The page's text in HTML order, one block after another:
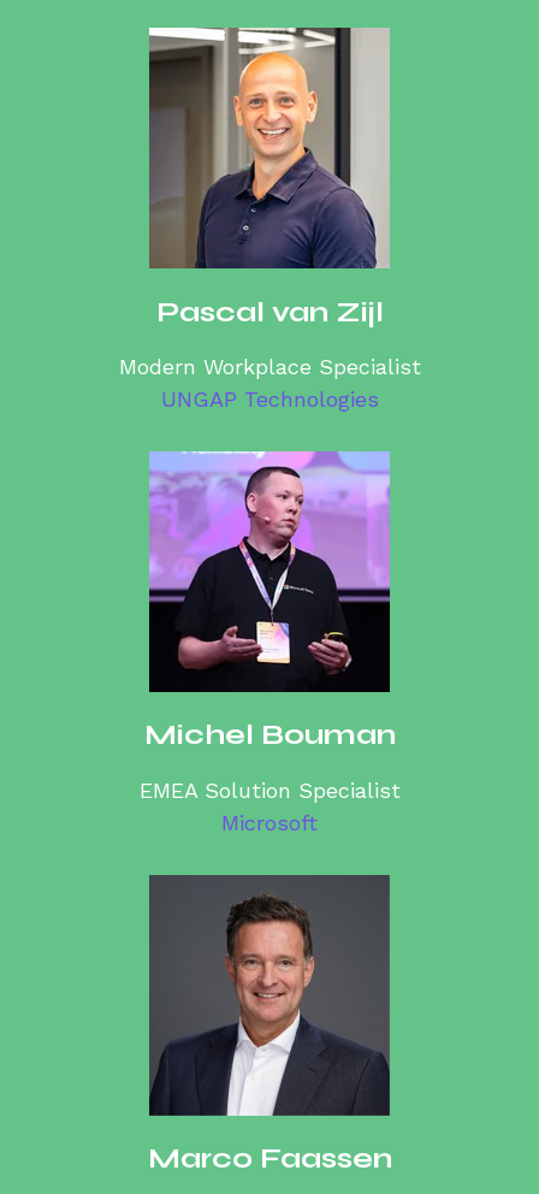
Pascal van Zijl
Modern Workplace Specialist
UNGAP Technologies
Michel Bouman
EMEA Solution Specialist
Microsoft
Marco Faassen